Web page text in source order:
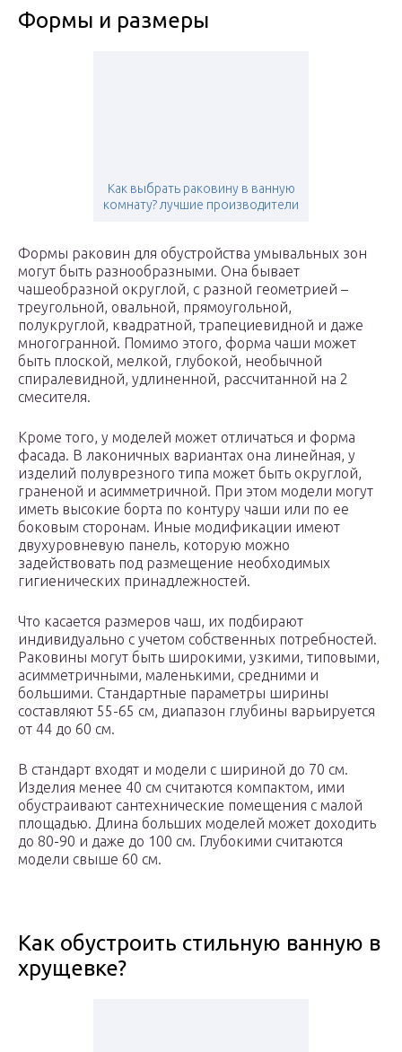
Формы и размеры
Как выбрать раковину в ванную
комнату? лучшие производители
Формы раковин для обустройства умывальных зон
могут быть разнообразными. Она бывает
чашеобразной округлой, с разной геометрией –
треугольной, овальной, прямоугольной,
полукруглой, квадратной, трапециевидной и даже
многогранной. Помимо этого, форма чаши может
быть плоской, мелкой, глубокой, необычной
спиралевидной, удлиненной, рассчитанной на 2
смесителя.
Кроме того, у моделей может отличаться и форма
фасада. В лаконичных вариантах она линейная, у
изделий полуврезного типа может быть округлой,
граненой и асимметричной. При этом модели могут
иметь высокие борта по контуру чаши или по ее
боковым сторонам. Иные модификации имеют
двухуровневую панель, которую можно
задействовать под размещение необходимых
гигиенических принадлежностей.
Что касается размеров чаш, их подбирают
индивидуально с учетом собственных потребностей.
Раковины могут быть широкими, узкими, типовыми,
асимметричными, маленькими, средними и
большими. Стандартные параметры ширины
составляют 55-65 см, диапазон глубины варьируется
от 44 до 60 см.
В стандарт входят и модели с шириной до 70 см.
Изделия менее 40 см считаются компактом, ими
обустраивают сантехнические помещения с малой
площадью. Длина больших моделей может доходить
до 80-90 и даже до 100 см. Глубокими считаются
модели свыше 60 см.
Как обустроить стильную ванную в
хрущевке?